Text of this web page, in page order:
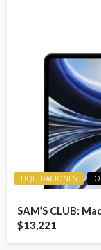
LIQUIDACIONES
SAM’S CLUB:
$13,221